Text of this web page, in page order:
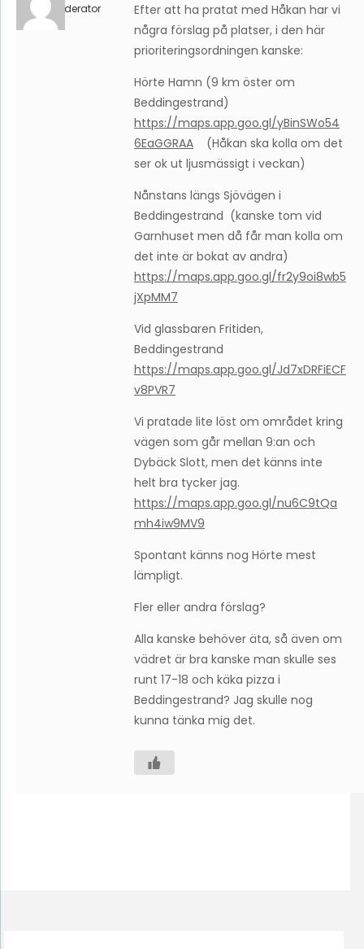
Moderator
Efter att ha pratat med Håkan har vi
några förslag på platser, i den här
prioriteringsordningen kanske:
Hörte Hamn (9 km öster om
Beddingestrand)
https://maps.app.goo.gl/yBinSWo54
6EaGGRAA (Håkan ska kolla om det
ser ok ut ljusmässigt i veckan)
Nånstans längs Sjövägen i
Beddingestrand (kanske tom vid
Garnhuset men då får man kolla om
det inte är bokat av andra)
https://maps.app.goo.gl/fr2y9oi8wb5
jXpMM7
Vid glassbaren Fritiden,
Beddingestrand
https://maps.app.goo.gl/Jd7xDRFiECF
v8PVR7
Vi pratade lite löst om området kring
vägen som går mellan 9:an och
Dybäck Slott, men det känns inte
helt bra tycker jag.
https://maps.app.goo.gl/nu6C9tQa
mh4iw9MV9
Spontant känns nog Hörte mest
lämpligt.
Fler eller andra förslag?
Alla kanske behöver äta, så även om
vädret är bra kanske man skulle ses
runt 17-18 och käka pizza i
Beddingestrand? Jag skulle nog
kunna tänka mig det.